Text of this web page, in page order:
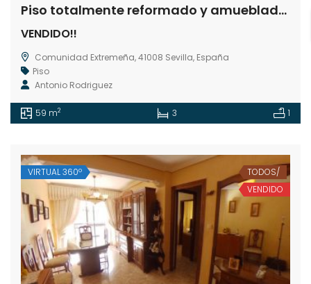
Piso totalmente reformado y amueblado en venta
VENDIDO!!
Comunidad Extremeña, 41008 Sevilla, España
Piso
Antonio Rodriguez
59 m2 3 1
VIRTUAL 360º
TODOS/
VENDIDO